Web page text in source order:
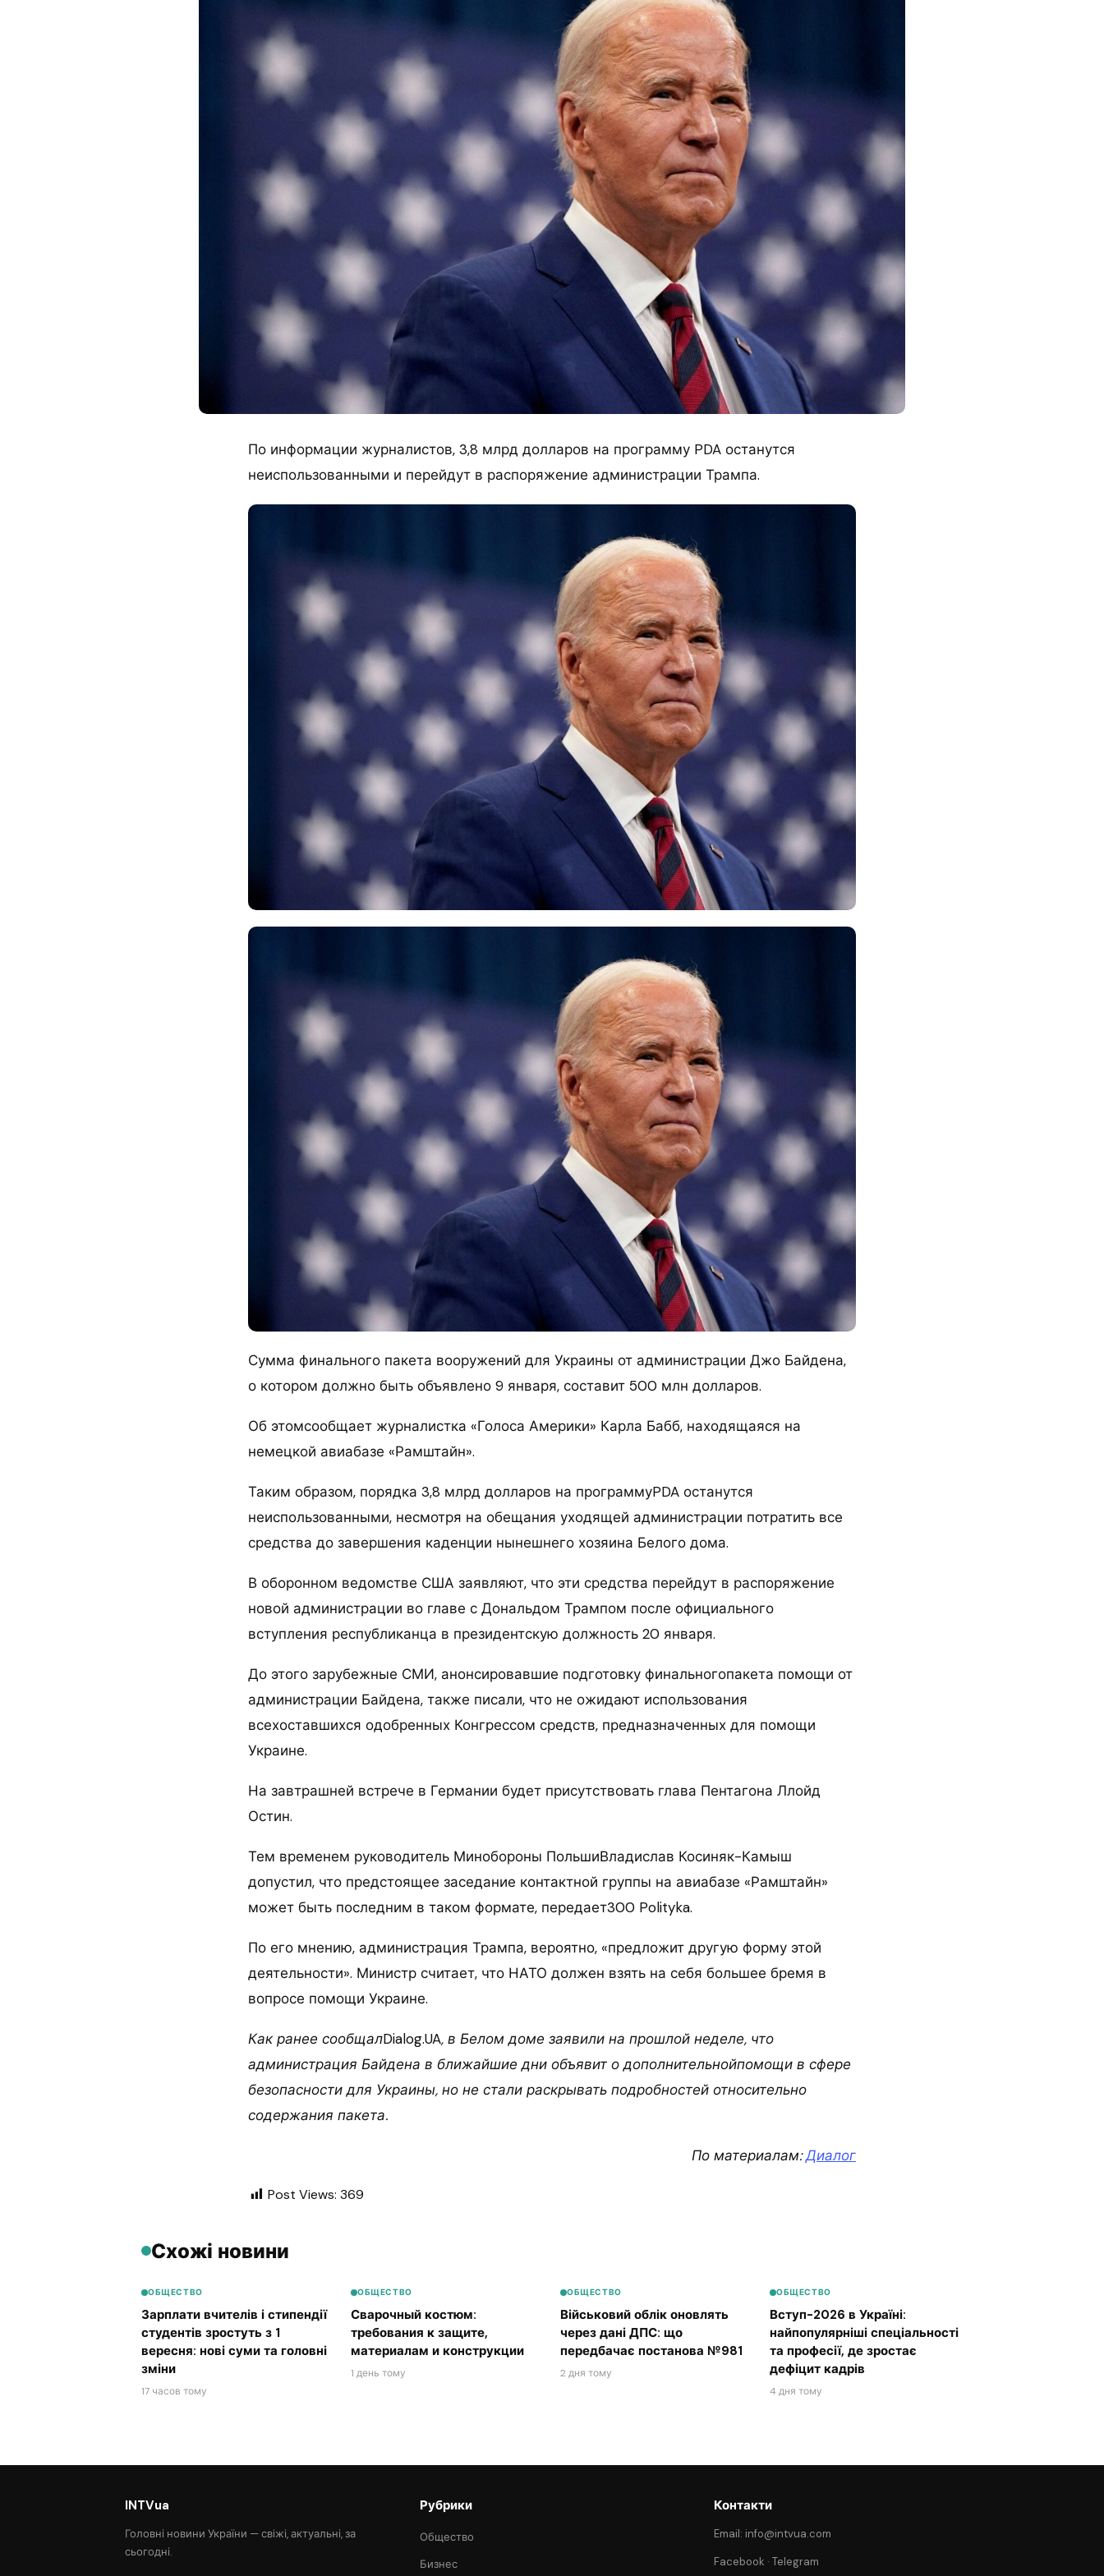
По информации журналистов, 3,8 млрд долларов на программу PDA останутся
неиспользованными и перейдут в распоряжение администрации Трампа.
Сумма финального пакета вооружений для Украины от администрации Джо Байдена,
о котором должно быть объявлено 9 января, составит 500 млн долларов.
Об этомсообщает журналистка «Голоса Америки» Карла Бабб, находящаяся на
немецкой авиабазе «Рамштайн».
Таким образом, порядка 3,8 млрд долларов на программуPDA останутся
неиспользованными, несмотря на обещания уходящей администрации потратить все
средства до завершения каденции нынешнего хозяина Белого дома.
В оборонном ведомстве США заявляют, что эти средства перейдут в распоряжение
новой администрации во главе с Дональдом Трампом после официального
вступления республиканца в президентскую должность 20 января.
До этого зарубежные СМИ, анонсировавшие подготовку финальногопакета помощи от
администрации Байдена, также писали, что не ожидают использования
всехоставшихся одобренных Конгрессом средств, предназначенных для помощи
Украине.
На завтрашней встрече в Германии будет присутствовать глава Пентагона Ллойд
Остин.
Тем временем руководитель Минобороны ПольшиВладислав Косиняк-Камыш
допустил, что предстоящее заседание контактной группы на авиабазе «Рамштайн»
может быть последним в таком формате, передает300 Polityka.
По его мнению, администрация Трампа, вероятно, «предложит другую форму этой
деятельности». Министр считает, что НАТО должен взять на себя большее бремя в
вопросе помощи Украине.
Как ранее сообщалDialog.UA, в Белом доме заявили на прошлой неделе, что
администрация Байдена в ближайшие дни объявит о дополнительнойпомощи в сфере
безопасности для Украины, но не стали раскрывать подробностей относительно
содержания пакета.
По материалам:Диалог
Post Views: 369
Схожі новини
ОБЩЕСТВО
Зарплати вчителів і стипендії
студентів зростуть з 1
вересня: нові суми та головні
зміни
17 часов тому
ОБЩЕСТВО
Сварочный костюм:
требования к защите,
материалам и конструкции
1 день тому
ОБЩЕСТВО
Військовий облік оновлять
через дані ДПС: що
передбачає постанова №981
2 дня тому
ОБЩЕСТВО
Вступ-2026 в Україні:
найпопулярніші спеціальності
та професії, де зростає
дефіцит кадрів
4 дня тому
INTVua
Головні новини України — свіжі, актуальні, за
сьогодні.
Рубрики
Общество
Бизнес
Контакти
Email: info@intvua.com
Facebook ·Telegram